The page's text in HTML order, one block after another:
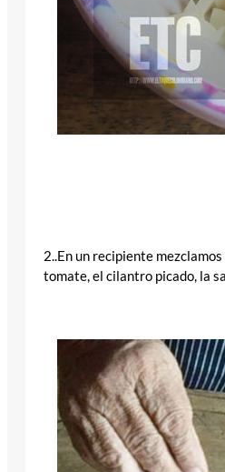
2..En un recipiente
tomate, el cilantro picado, la